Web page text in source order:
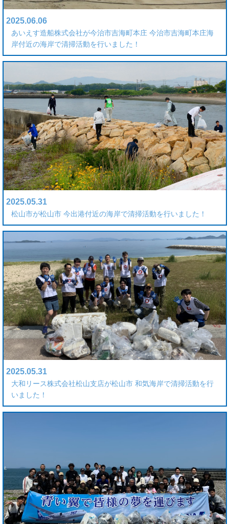
2025.06.06
あいえす造船株式会社が今治市吉海町本庄 今治市吉海町本庄海
岸付近の海岸で清掃活動を行いました！
2025.05.31
松山市が松山市 今出港付近の海岸で清掃活動を行いました！
2025.05.31
大和リース株式会社松山支店が松山市 和気海岸で清掃活動を行
いました！